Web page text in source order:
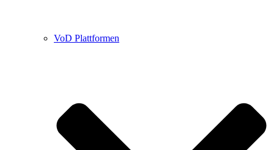
VoD Plattformen